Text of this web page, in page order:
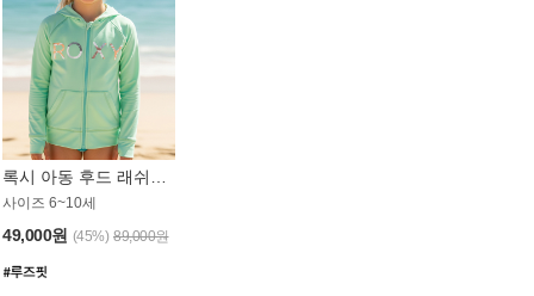
록시 아동 후드 래쉬가드 GT764MRX
사이즈 6~10세
49,000원 (45%) 89,000원